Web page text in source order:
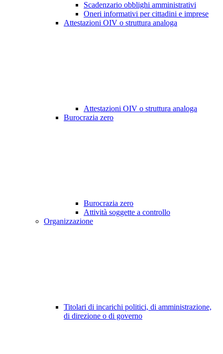
Scadenzario obblighi amministrativi
Oneri informativi per cittadini e imprese
Attestazioni OIV o struttura analoga
Attestazioni OIV o struttura analoga
Burocrazia zero
Burocrazia zero
Attività soggette a controllo
Organizzazione
Titolari di incarichi politici, di amministrazione,
di direzione o di governo